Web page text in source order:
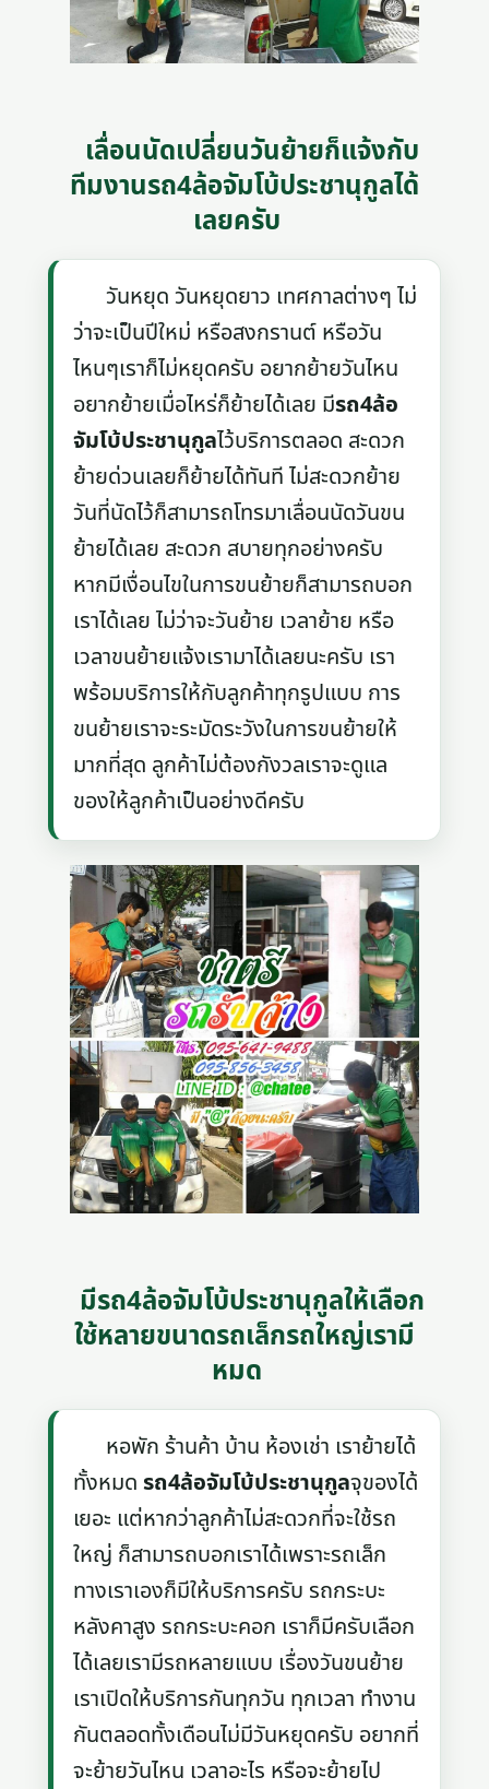
เลื่อนนัดเปลี่ยนวันย้ายก็แจ้งกับ
ทีมงานรถ4ล้อจัมโบ้ประชานุกูลได้
เลยครับ
วันหยุด วันหยุดยาว เทศกาลต่างๆ ไม่
ว่าจะเป็นปีใหม่ หรือสงกรานต์ หรือวัน
ไหนๆเราก็ไม่หยุดครับ อยากย้ายวันไหน
อยากย้ายเมื่อไหร่ก็ย้ายได้เลย มีรถ4ล้อ
จัมโบ้ประชานุกูลไว้บริการตลอด สะดวก
ย้ายด่วนเลยก็ย้ายได้ทันที ไม่สะดวกย้าย
วันที่นัดไว้ก็สามารถโทรมาเลื่อนนัดวันขน
ย้ายได้เลย สะดวก สบายทุกอย่างครับ
หากมีเงื่อนไขในการขนย้ายก็สามารถบอก
เราได้เลย ไม่ว่าจะวันย้าย เวลาย้าย หรือ
เวลาขนย้ายแจ้งเรามาได้เลยนะครับ เรา
พร้อมบริการให้กับลูกค้าทุกรูปแบบ การ
ขนย้ายเราจะระมัดระวังในการขนย้ายให้
มากที่สุด ลูกค้าไม่ต้องกังวลเราจะดูแล
ของให้ลูกค้าเป็นอย่างดีครับ
มีรถ4ล้อจัมโบ้ประชานุกูลให้เลือก
ใช้หลายขนาดรถเล็กรถใหญ่เรามี
หมด
หอพัก ร้านค้า บ้าน ห้องเช่า เราย้ายได้
ทั้งหมดรถ4ล้อจัมโบ้ประชานุกูลจุของได้
เยอะ แต่หากว่าลูกค้าไม่สะดวกที่จะใช้รถ
ใหญ่ ก็สามารถบอกเราได้เพราะรถเล็ก
ทางเราเองก็มีให้บริการครับ รถกระบะ
หลังคาสูง รถกระบะคอก เราก็มีครับเลือก
ได้เลยเรามีรถหลายแบบ เรื่องวันขนย้าย
เราเปิดให้บริการกันทุกวัน ทุกเวลา ทำงาน
กันตลอดทั้งเดือนไม่มีวันหยุดครับ อยากที่
จะย้ายวันไหน เวลาอะไร หรือจะย้ายไป